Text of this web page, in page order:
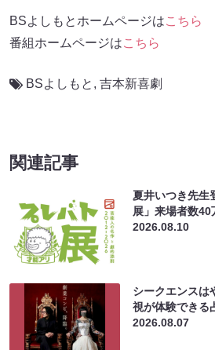
BSよしもとホームページはこちら
番組ホームページはこちら
BSよしもと , 吉本新喜劇
関連記事
夏井いつき先生
展」来場者数
2026.08.10
シークエンスは
視が体験できる
2026.08.07